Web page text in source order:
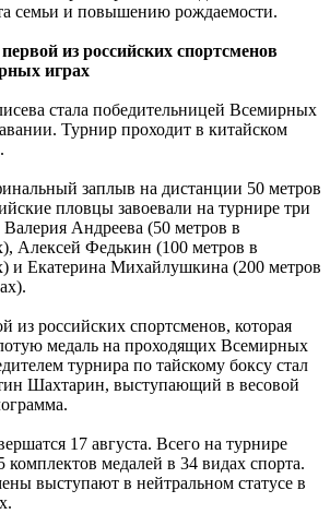
семьи и повышению рождаемости.
из российских спортсменов
играх
стала победительницей Всемирных
Турнир проходит в китайском
.
заплыв на дистанции 50 метров
пловцы завоевали на турнире три
Андреева (50 метров в
Алексей Федькин (100 метров в
и Екатерина Михайлушкина (200 метров
из российских спортсменов, которая
медаль на проходящих Всемирных
турнира по тайскому боксу стал
Шахтарин, выступающий в весовой
17 августа. Всего на турнире
комплектов медалей в 34 видах спорта.
выступают в нейтральном статусе в